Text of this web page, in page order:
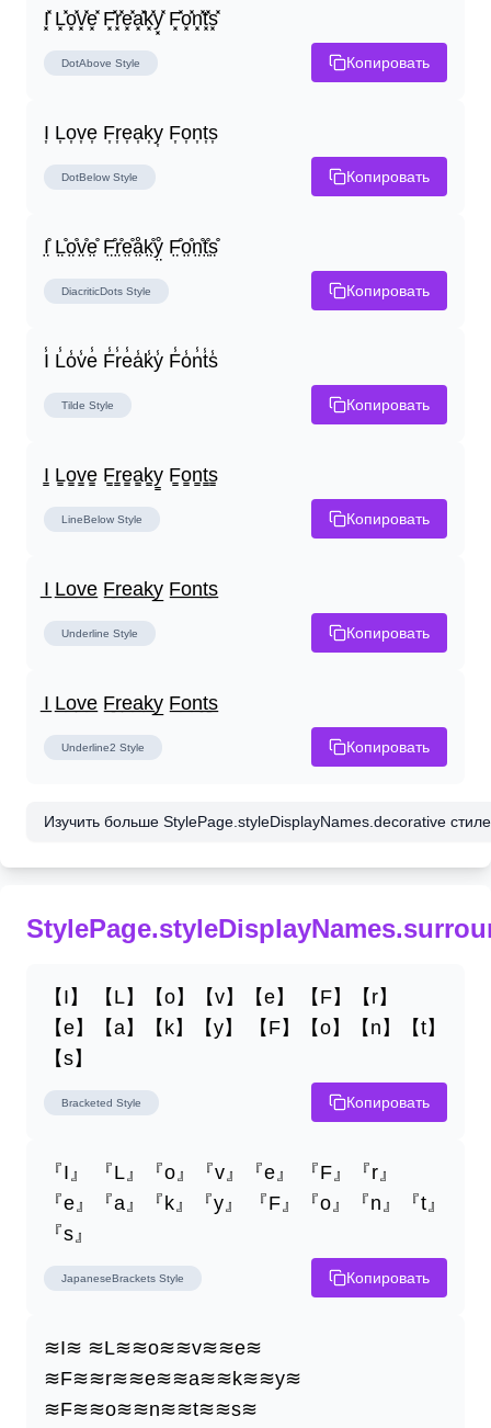
I͓̽ L͓̽o͓̽v͓̽e͓̽ F͓̽r͓̽e͓̽a͓̽k͓̽y͓̽ F͓̽o͓̽n͓̽t͓̽s͓̽
DotAbove Style Копировать
I͎ L͎o͎v͎e͎ F͎r͎e͎a͎k͎y͎ F͎o͎n͎t͎s͎
DotBelow Style Копировать
I̤̊ L̤̊o̤̊v̤̊e̤̊ F̤̊r̤̊e̤̊å̤k̤̊ẙ̤ F̤̊o̤̊n̤̊t̤̊s̤̊
DiacriticDots Style Копировать
I̾ L̾o̾v̾e̾ F̾r̾e̾a̾k̾y̾ F̾o̾n̾t̾s̾
Tilde Style Копировать
I̳ L̳o̳v̳e̳ F̳r̳e̳a̳k̳y̳ F̳o̳n̳t̳s̳
LineBelow Style Копировать
I̲ L̲o̲v̲e̲ F̲r̲e̲a̲k̲y̲ F̲o̲n̲t̲s̲
Underline Style Копировать
I̲ L̲o̲v̲e̲ F̲r̲e̲a̲k̲y̲ F̲o̲n̲t̲s̲
Underline2 Style Копировать
Изучить больше StylePage.styleDisplayNames.decorative
【I】 【L】【o】【v】【e】 【F】【r】
【e】【a】【k】【y】 【F】【o】【n】【t】
【s】
Bracketed Style Копировать
『I』 『L』『o』『v』『e』 『F』『r』
『e』『a』『k』『y』 『F』『o』『n』『t』
『s』
JapaneseBrackets Style Копировать
≋I≋ ≋L≋≋o≋≋v≋≋e≋
≋F≋≋r≋≋e≋≋a≋≋k≋≋y≋
≋F≋≋o≋≋n≋≋t≋≋s≋